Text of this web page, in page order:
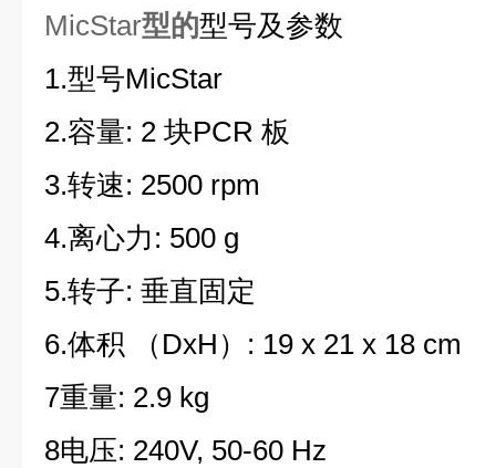
MicStar型的型号及参数
1.型号MicStar
2.容量: 2 块PCR 板
3.转速: 2500 rpm
4.离心力: 500 g
5.转子: 垂直固定
6.体积 （DxH）: 19 x 21 x 18 cm
7重量: 2.9 kg
8电压: 240V, 50-60 Hz